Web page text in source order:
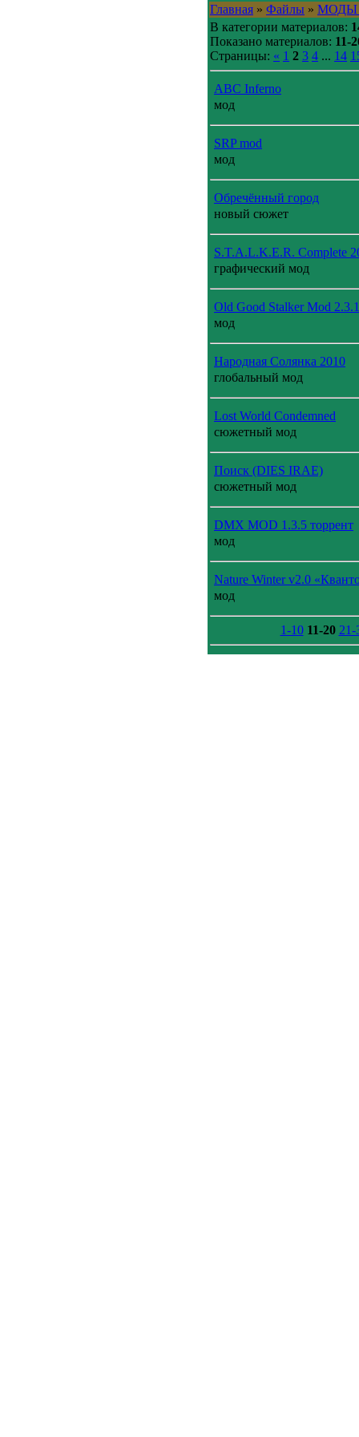
Главная » Файлы » МОДЫ
В категории материалов:
Показано материалов: 11-
Страницы: « 1 2 3 4 ... 14
ABC Inferno
мод
SRP mod
мод
Обречённый город
новый сюжет
S.T.A.L.K.E.R. Complete
графический мод
Old Good Stalker Mod
мод
Народная Солянка 2010
глобальный мод
Lost World Condemned
сюжетный мод
Поиск (DIES IRAE)
сюжетный мод
DMX MOD 1.3.5 торрент
мод
Nature Winter v2.0
мод
1-10 11-20 21-